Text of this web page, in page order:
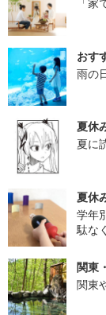
おす
雨の
夏休
夏に
夏休
学年
駄な
関東
関東